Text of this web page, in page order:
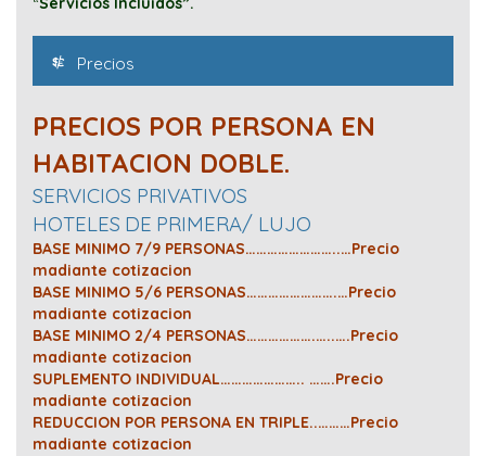
Precios
PRECIOS POR PERSONA EN
HABITACION DOBLE.
SERVICIOS PRIVATIVOS
HOTELES DE PRIMERA/ LUJO
BASE MINIMO 7/9 PERSONAS……………………..…Precio
madiante cotizacion
BASE MINIMO 5/6 PERSONAS…………………….…Precio
madiante cotizacion
BASE MINIMO 2/4 PERSONAS……………….…..….Precio
madiante cotizacion
SUPLEMENTO INDIVIDUAL………………….. …….Precio
madiante cotizacion
REDUCCION POR PERSONA EN TRIPLE..………Precio
madiante cotizacion